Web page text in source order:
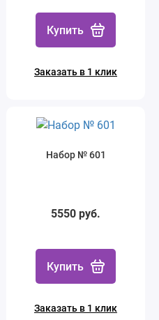
Купить
Заказать в 1 клик
Набор № 601
5550 руб.
Купить
Заказать в 1 клик